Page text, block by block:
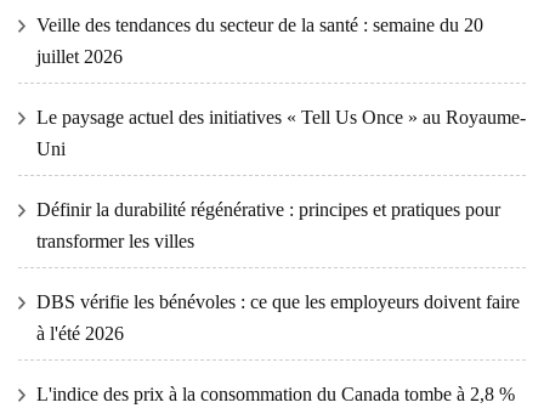
Veille des tendances du secteur de la santé : semaine du 20
juillet 2026
Le paysage actuel des initiatives « Tell Us Once » au Royaume-
Uni
Définir la durabilité régénérative : principes et pratiques pour
transformer les villes
DBS vérifie les bénévoles : ce que les employeurs doivent faire
à l'été 2026
L'indice des prix à la consommation du Canada tombe à 2,8 %